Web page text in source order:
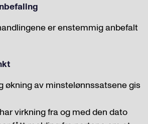
er enstemmig anbefalt
økning av minstelønnssatsene gis
virkning fra og med den dato